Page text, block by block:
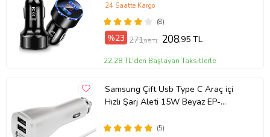
(8)
24 Saatte Kargo
%23 271,95 TL 208,95 TL
22,28 TL'den Başlayan Taksitlerle
Samsung Çift Usb Type C Araç içi
Hızlı Şarj Aleti 15W Beyaz EP-
(5)